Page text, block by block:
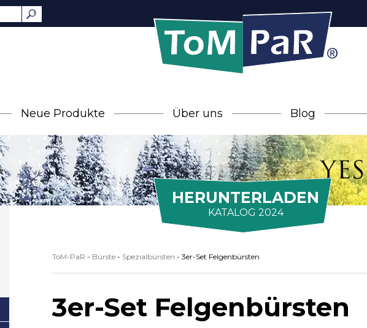
Neue Produkte Über uns Blog
HERUNTERLADEN
KATALOG 2024
ToM-PaR - Bürste - Spezialbürsten - 3er-Set Felgenbürsten
3er-Set Felgenbürsten